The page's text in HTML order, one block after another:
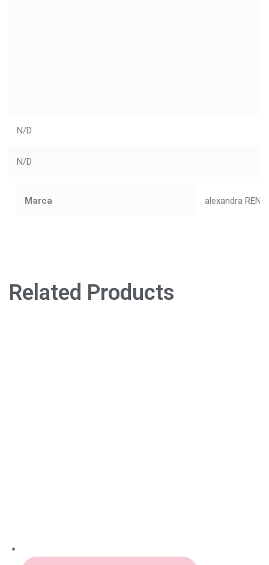
N/D
N/D
Marca alexandra
Related Products